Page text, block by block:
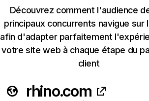
Découvrez comment l'audience
principaux concurrents navigue sur
afin d'adapter parfaitement
votre site web à chaque étape du
client
rhino.com